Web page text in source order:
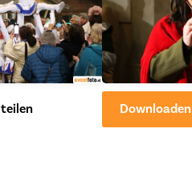
teilen Downloaden